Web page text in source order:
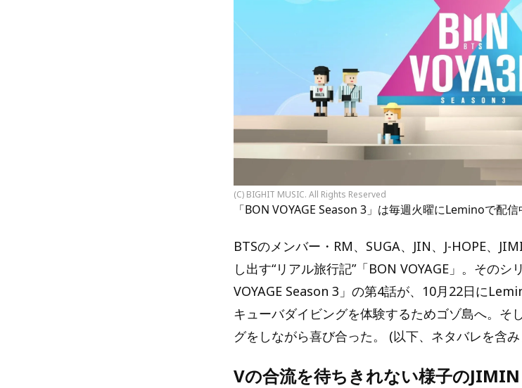
(C) BIGHIT MUSIC. All Rights Reserved
「BON VOYAGE Season 3」は毎週火曜にLeminoで配信
BTSのメンバー・RM、SUGA、JIN、J-HOPE、
し出す“リアル旅行記”「BON VOYAGE」。その
VOYAGE Season 3」の第4話が、10月22日に
キューバダイビングを体験するためゴゾ島へ。そ
グをしながら喜び合った。 (以下、ネタバレを含
Vの合流を待ちきれない様子のJIMIN